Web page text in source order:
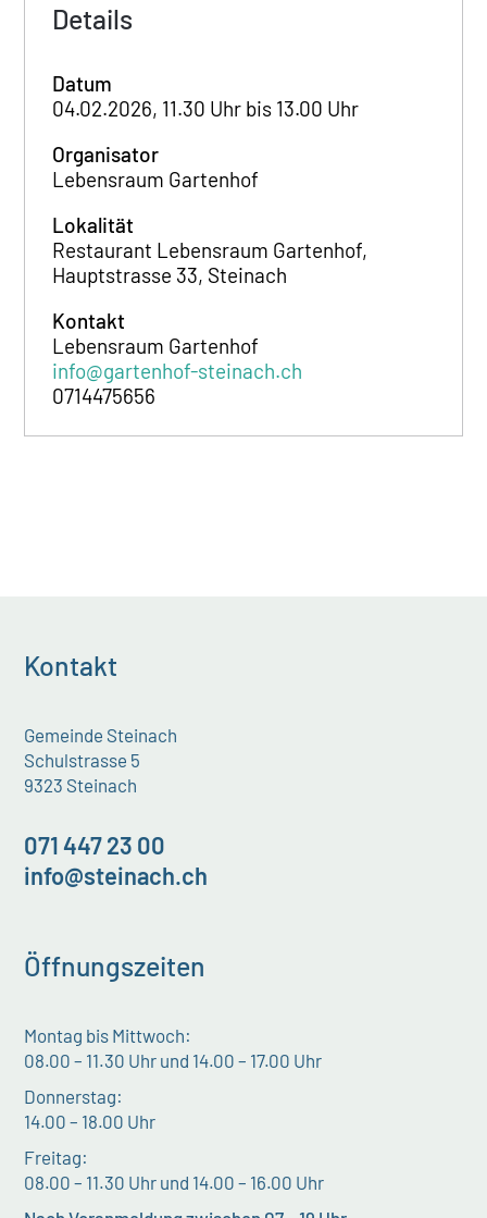
Details
Datum
04.02.2026, 11.30 Uhr bis 13.00 Uhr
Organisator
Lebensraum Gartenhof
Lokalität
Restaurant Lebensraum Gartenhof,
Hauptstrasse 33, Steinach
Kontakt
Lebensraum Gartenhof
info@gartenhof-steinach.ch
0714475656
Kontakt
Gemeinde Steinach
Schulstrasse 5
9323 Steinach
071 447 23 00
info@steinach.ch
Öffnungszeiten
Montag bis Mittwoch:
08.00 – 11.30 Uhr und 14.00 – 17.00 Uhr
Donnerstag:
14.00 – 18.00 Uhr
Freitag:
08.00 – 11.30 Uhr und 14.00 – 16.00 Uhr